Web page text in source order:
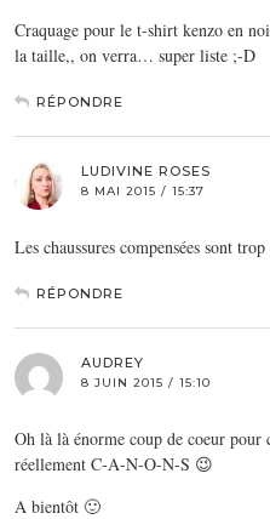
Craquage pour le t-shirt kenzo en
la taille,, on verra… super liste ;-D
RÉPONDRE
LUDIVINE ROSES
8 MAI 2015 / 15:37
Les chaussures compensées sont
RÉPONDRE
AUDREY
8 JUIN 2015 / 15:10
Oh là là énorme coup de coeur pour
réellement C-A-N-O-N-S 😉
A bientôt 🙂